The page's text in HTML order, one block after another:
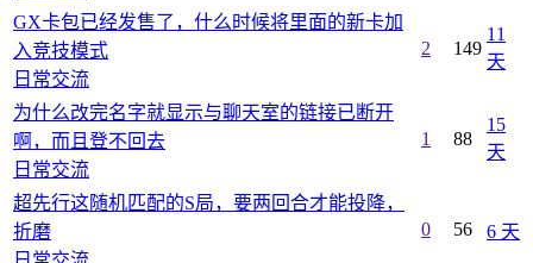
GX卡包已经发售了，什么时候将里面的新卡加
入竞技模式
日常交流
2 149
11
天
为什么改完名字就显示与聊天室的链接已断开
啊，而且登不回去
日常交流
1 88
15
天
超先行这随机匹配的S局，要两回合才能投降，
折磨
0 56 6 天